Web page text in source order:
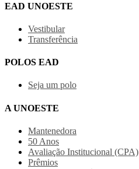
EAD UNOESTE
Vestibular
Transferência
POLOS EAD
Seja um polo
A UNOESTE
Mantenedora
50 Anos
Avaliação Institucional (CPA)
Prêmios